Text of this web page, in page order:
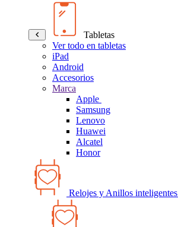
Tabletas
Ver todo en tabletas
iPad
Android
Accesorios
Marca
Apple
Samsung
Lenovo
Huawei
Alcatel
Honor
Relojes y Anillos inteligentes